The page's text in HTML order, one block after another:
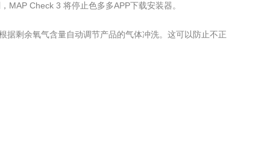
，MAP Check 3 将停止色多多APP下载安装器。
氧气含量自动调节产品的气体冲洗。这可以防止不正